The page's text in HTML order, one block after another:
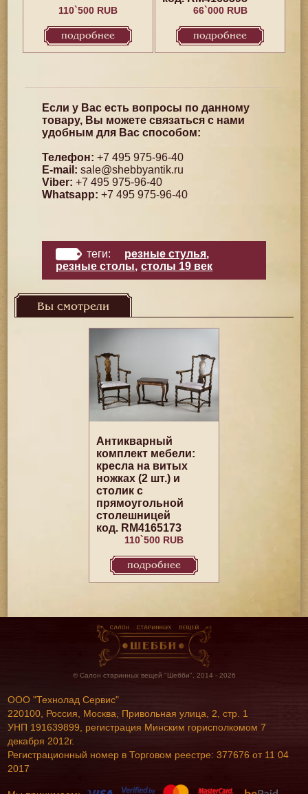
110`500 RUB
подробнее
66`000 RUB
подробнее
Если у Вас есть вопросы по данному
товару, Вы можете связаться с нами
удобным для Вас способом:
Телефон: +7 495 975-96-40
E-mail: sale@shebbyantik.ru
Viber: +7 495 975-96-40
Whatsapp: +7 495 975-96-40
теги: резные стулья,
резные столы, столы 19 век
Вы смотрели
Антикварный
комплект мебели:
кресла на витых
ножках (2 шт.) и
столик с
прямоугольной
столешницей
код. RM4165173
110`500 RUB
подробнее
© Салон старинных вещей "Шебби", 2014 - 2026
ООО "Технолад Сервис"
220100, Россия, Москва, Привольная улица, 2, стр. 1
УНП 191639899, регистрация Минским горисполкомом 7
декабря 2012г.
Регистрационный номер в Торговом реестре: 377676 от 11 04
2017